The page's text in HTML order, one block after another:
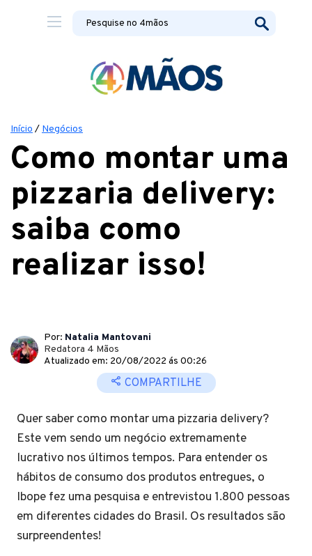
Início / Negócios
Como montar uma
pizzaria delivery:
saiba como
realizar isso!
Por: Natalia Mantovani
Redatora 4 Mãos
Atualizado em: 20/08/2022 ás 00:26
COMPARTILHE
Quer saber como montar uma pizzaria delivery?
Este vem sendo um negócio extremamente
lucrativo nos últimos tempos. Para entender os
hábitos de consumo dos produtos entregues, o
Ibope fez uma pesquisa e entrevistou 1.800 pessoas
em diferentes cidades do Brasil. Os resultados são
surpreendentes!